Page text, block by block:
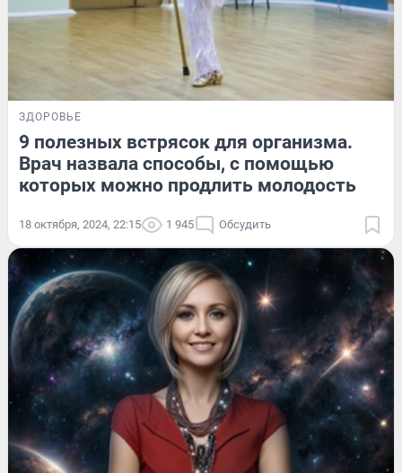
ЗДОРОВЬЕ
9 полезных встрясок для организма.
Врач назвала способы, с помощью
которых можно продлить молодость
18 октября, 2024, 22:15 1 945 Обсудить